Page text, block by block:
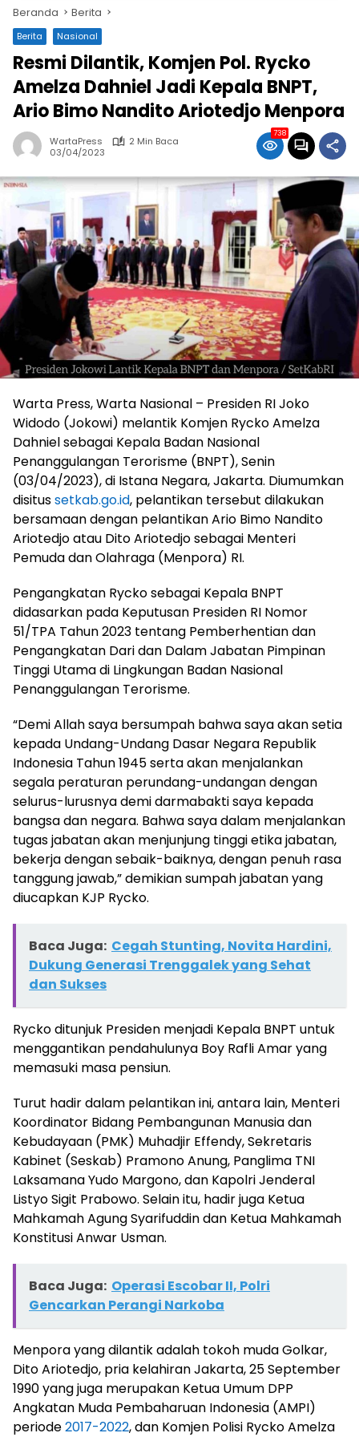
Beranda Berita
Berita Nasional
Resmi Dilantik, Komjen Pol. Rycko
Amelza Dahniel Jadi Kepala BNPT,
Ario Bimo Nandito Ariotedjo Menpora
WartaPress
2 Min Baca
03/04/2023
738
Warta Press, Warta Nasional – Presiden RI Joko
Widodo (Jokowi) melantik Komjen Rycko Amelza
Dahniel sebagai Kepala Badan Nasional
Penanggulangan Terorisme (BNPT), Senin
(03/04/2023), di Istana Negara, Jakarta. Diumumkan
disitussetkab.go.id, pelantikan tersebut dilakukan
bersamaan dengan pelantikan Ario Bimo Nandito
Ariotedjo atau Dito Ariotedjo sebagai Menteri
Pemuda dan Olahraga (Menpora) RI.
Pengangkatan Rycko sebagai Kepala BNPT
didasarkan pada Keputusan Presiden RI Nomor
51/TPA Tahun 2023 tentang Pemberhentian dan
Pengangkatan Dari dan Dalam Jabatan Pimpinan
Tinggi Utama di Lingkungan Badan Nasional
Penanggulangan Terorisme.
“Demi Allah saya bersumpah bahwa saya akan setia
kepada Undang-Undang Dasar Negara Republik
Indonesia Tahun 1945 serta akan menjalankan
segala peraturan perundang-undangan dengan
selurus-lurusnya demi darmabakti saya kepada
bangsa dan negara. Bahwa saya dalam menjalankan
tugas jabatan akan menjunjung tinggi etika jabatan,
bekerja dengan sebaik-baiknya, dengan penuh rasa
tanggung jawab,” demikian sumpah jabatan yang
diucapkan KJP Rycko.
Baca Juga: Cegah Stunting, Novita Hardini,
Dukung Generasi Trenggalek yang Sehat
dan Sukses
Rycko ditunjuk Presiden menjadi Kepala BNPT untuk
menggantikan pendahulunya Boy Rafli Amar yang
memasuki masa pensiun.
Turut hadir dalam pelantikan ini, antara lain, Menteri
Koordinator Bidang Pembangunan Manusia dan
Kebudayaan (PMK) Muhadjir Effendy, Sekretaris
Kabinet (Seskab) Pramono Anung, Panglima TNI
Laksamana Yudo Margono, dan Kapolri Jenderal
Listyo Sigit Prabowo. Selain itu, hadir juga Ketua
Mahkamah Agung Syarifuddin dan Ketua Mahkamah
Konstitusi Anwar Usman.
Baca Juga: Operasi Escobar II, Polri
Gencarkan Perangi Narkoba
Menpora yang dilantik adalah tokoh muda Golkar,
Dito Ariotedjo, pria kelahiran Jakarta, 25 September
1990 yang juga merupakan Ketua Umum DPP
Angkatan Muda Pembaharuan Indonesia (AMPI)
periode2017-2022, dan Komjen Polisi Rycko Amelza